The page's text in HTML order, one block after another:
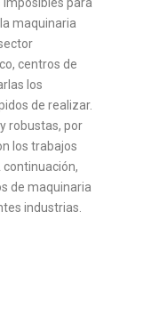
maquinaria
centros de
los
de realizar.
robustas, por
los trabajos
continuación,
de maquinaria
industrias.